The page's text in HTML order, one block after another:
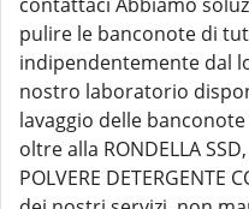
pulire le banconote di
indipendentemente dal
nostro laboratorio
lavaggio delle banconote
oltre alla RONDELLA SSD,
POLVERE DETERGENTE